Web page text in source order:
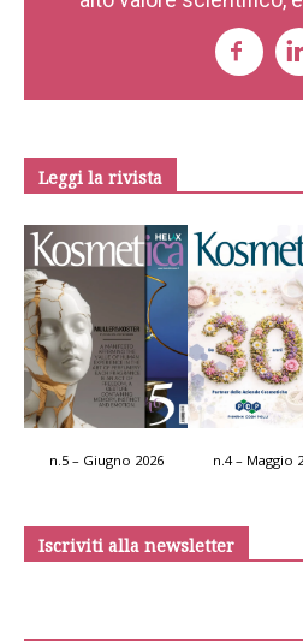
Leggi la rivista
n.5 – Giugno 2026 n.4 – Maggio
Iscriviti alla newsletter